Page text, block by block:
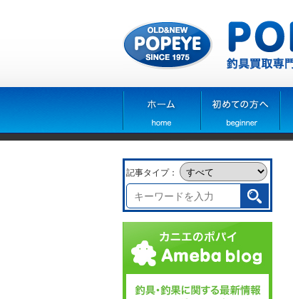
記事タイプ：